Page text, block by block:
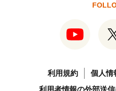
利用規約
個人情
利用者情報の外部送